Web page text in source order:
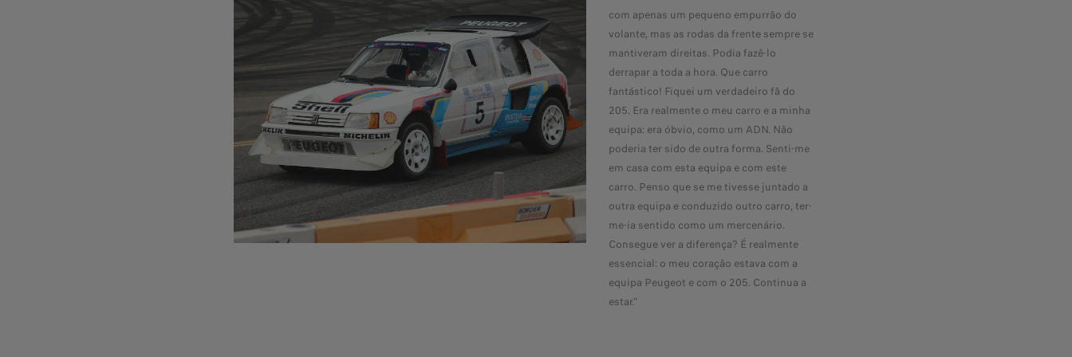
com apenas um pequeno empurrão do
volante, mas as rodas da frente sempre se
mantiveram direitas. Podia fazê-lo
derrapar a toda a hora. Que carro
fantástico! Fiquei um verdadeiro fã do
205. Era realmente o meu carro e a minha
equipa: era óbvio, como um ADN. Não
poderia ter sido de outra forma. Senti-me
em casa com esta equipa e com este
carro. Penso que se me tivesse juntado a
outra equipa e conduzido outro carro, ter-
me-ia sentido como um mercenário.
Consegue ver a diferença? É realmente
essencial: o meu coração estava com a
equipa Peugeot e com o 205. Continua a
estar."